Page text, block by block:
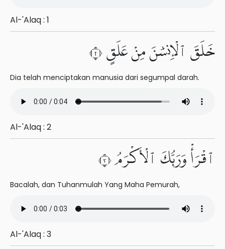
Al-'Alaq : 1
خَلَقَ ٱلْإِنسَٰنَ مِنْ عَلَقٍ ٢
Dia telah menciptakan manusia dari segumpal darah.
Al-'Alaq : 2
ٱقْرَأْ وَرَبُّكَ ٱلْأَكْرَمُ ٣
Bacalah, dan Tuhanmulah Yang Maha Pemurah,
Al-'Alaq : 3